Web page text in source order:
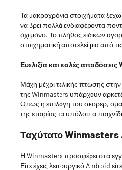
Τα μακροχρόνια στοιχήματα
να βρει πολλά ενδιαφέροντα
όχι μόνο. Το πλήθος ειδικών
στοιχηματική αποτελεί μια από
Ευελιξία και καλές αποδόσεις
Μάχη μέχρι τελικής πτώσης στην
της Winmasters υπάρχουν
Όπως η επιλογή του σκόρερ,
της εταιρίας τα υπόλοιπα
Ταχύτατο Winmasters
Η Winmasters προσφέρει στα
Είτε έχεις λειτουργικό Android